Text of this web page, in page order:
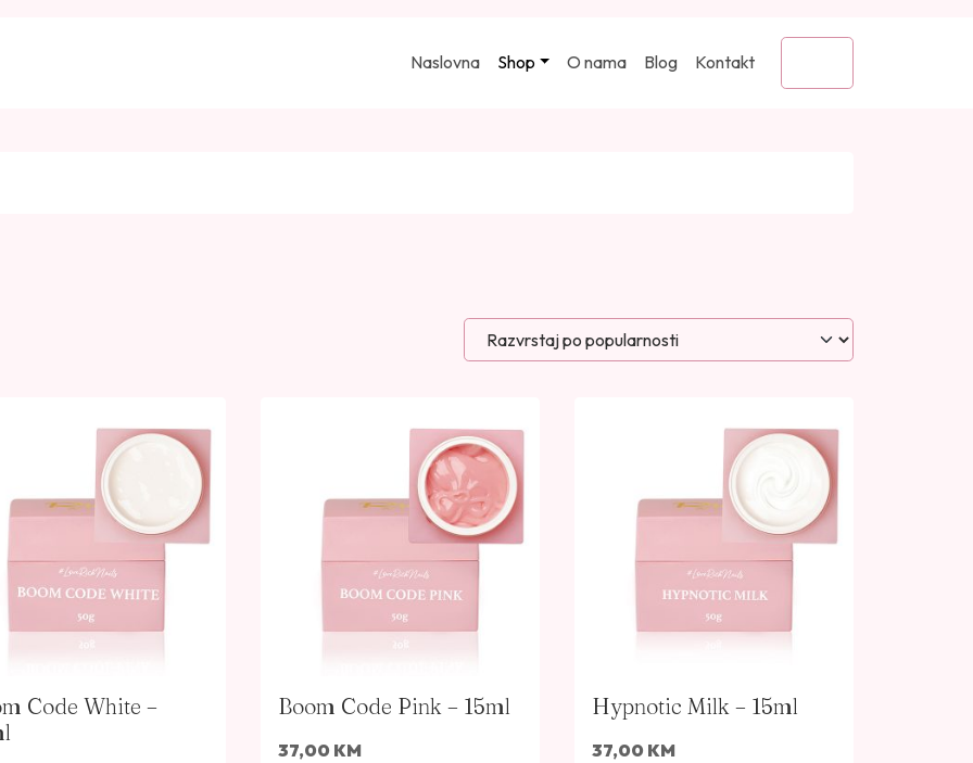
Naslovna Shop O nama Blog
Kontakt
Code White –
Boom Code Pink – 15ml
37,00 KM
Hypnotic Milk – 15ml
37,00 KM